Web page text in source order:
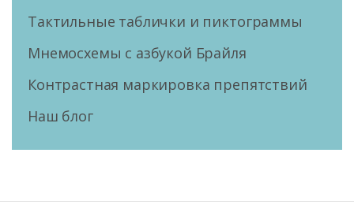
Тактильные таблички и пиктограммы
Мнемосхемы с азбукой Брайля
Контрастная маркировка препятствий
Наш блог